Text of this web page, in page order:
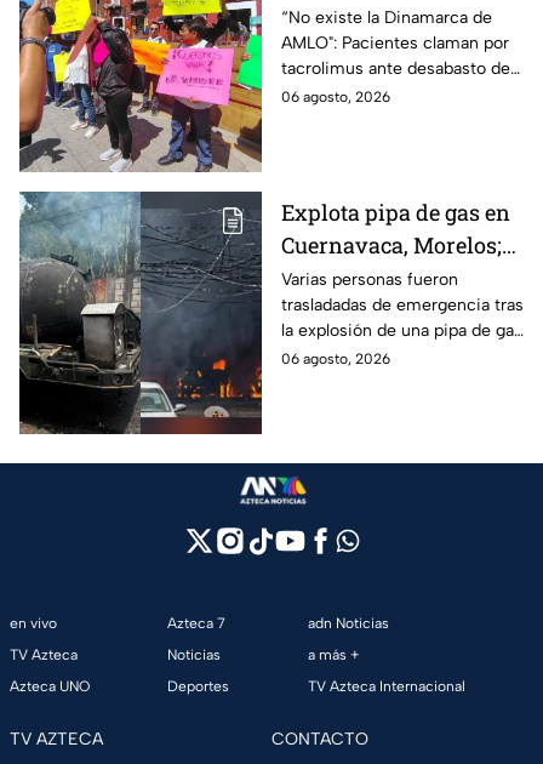
claman por
medicamentos ante
desabasto en IMSS
Puebla
“No existe la Dinamarca de
AMLO": Pacientes claman por
tacrolimus ante desabasto de
medicamentos en hospital del
06 agosto, 2026
Explota pipa de gas en
Cuernavaca, Morelos;
se reportan más de 20
personas con
quemaduras
Varias personas fueron
trasladadas de emergencia tras
la explosión de una pipa de gas
cerca de la colonia Las
06 agosto, 2026
en vivo
TV Azteca
Azteca UNO
Azteca 7
Noticias
Deportes
adn Noticias
a más +
TV Azteca Internacional
TV AZTECA CONTACTO